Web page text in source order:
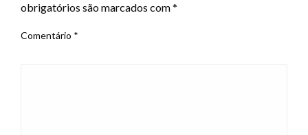
obrigatórios são marcados com*
Comentário *